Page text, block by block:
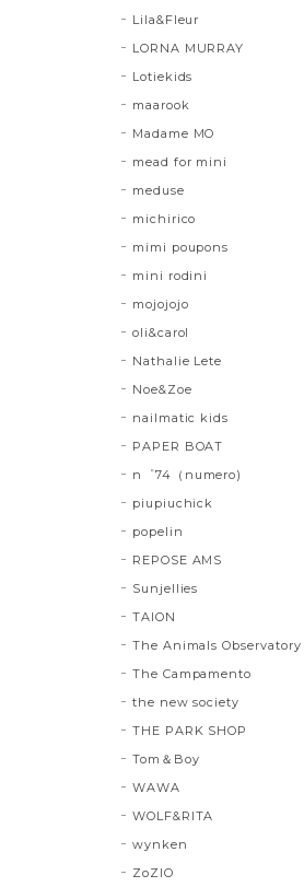
Lila&Fleur
LORNA MURRAY
Lotiekids
maarook
Madame MO
mead for mini
meduse
michirico
mimi poupons
mini rodini
mojojojo
oli&carol
Nathalie Lete
Noe&Zoe
nailmatic kids
PAPER BOAT
n゜74（numero)
piupiuchick
popelin
REPOSE AMS
Sunjellies
TAION
The Animals Observatory
The Campamento
the new society
THE PARK SHOP
Tom＆Boy
WAWA
WOLF&RITA
wynken
ZoZIO